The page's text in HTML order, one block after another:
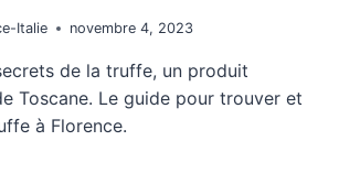
Italie novembre 4, 2023
de la truffe, un produit
Toscane. Le guide pour trouver et
à Florence.